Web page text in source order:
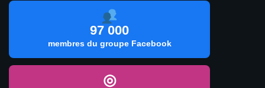
97 000
membres du groupe Facebook
◎